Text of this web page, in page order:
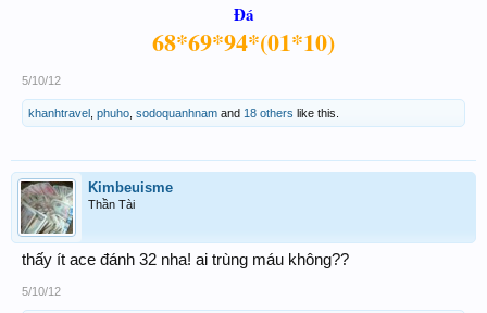
Đá
68*69*94*(01*10)
5/10/12
khanhtravel phuho sodoquanhnam and 18 others like this.
Kimbeuisme
Thần Tài
thấy ít ace đánh 32 nha! ai trùng máu không??
5/10/12